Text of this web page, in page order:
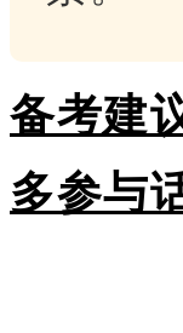
备考建
多参与